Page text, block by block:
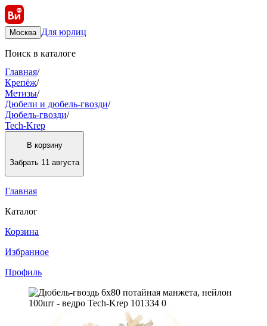
Москва Для юрлиц
Поиск в каталоге
Главная/
Крепёж/
Метизы/
Дюбели и дюбель-гвозди/
Дюбель-гвозди/
Tech-Krep
В корзину
Забрать 11 августа
Главная
Каталог
Корзина
Избранное
Профиль